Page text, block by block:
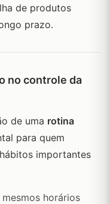
de produtos
prazo.
no controle da
de uma rotina
para quem
importantes
horários